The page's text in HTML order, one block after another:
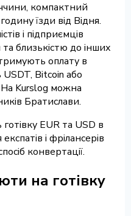
компактний
їзди від Відня.
і підприємців
близькістю до інших
оплату в
Bitcoin або
На Kurslog можна
Братислави.
EUR та USD в
і фрілансерів
конвертації.
на готівку